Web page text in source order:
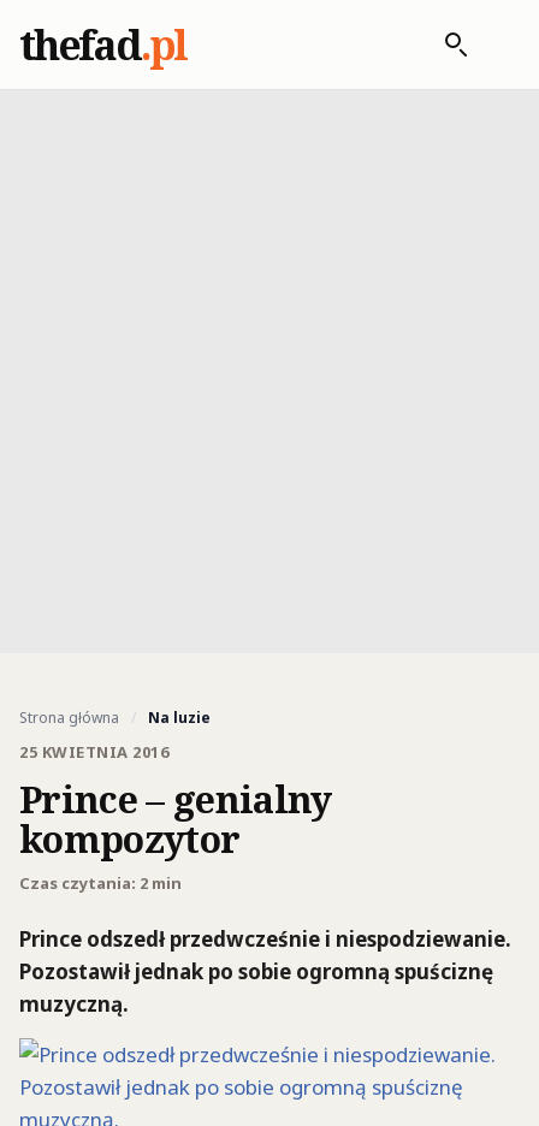
thefad.pl
Strona główna / Na luzie
25 KWIETNIA 2016
Prince – genialny
kompozytor
Czas czytania: 2 min
Prince odszedł przedwcześnie i niespodziewanie.
Pozostawił jednak po sobie ogromną spuściznę
muzyczną.